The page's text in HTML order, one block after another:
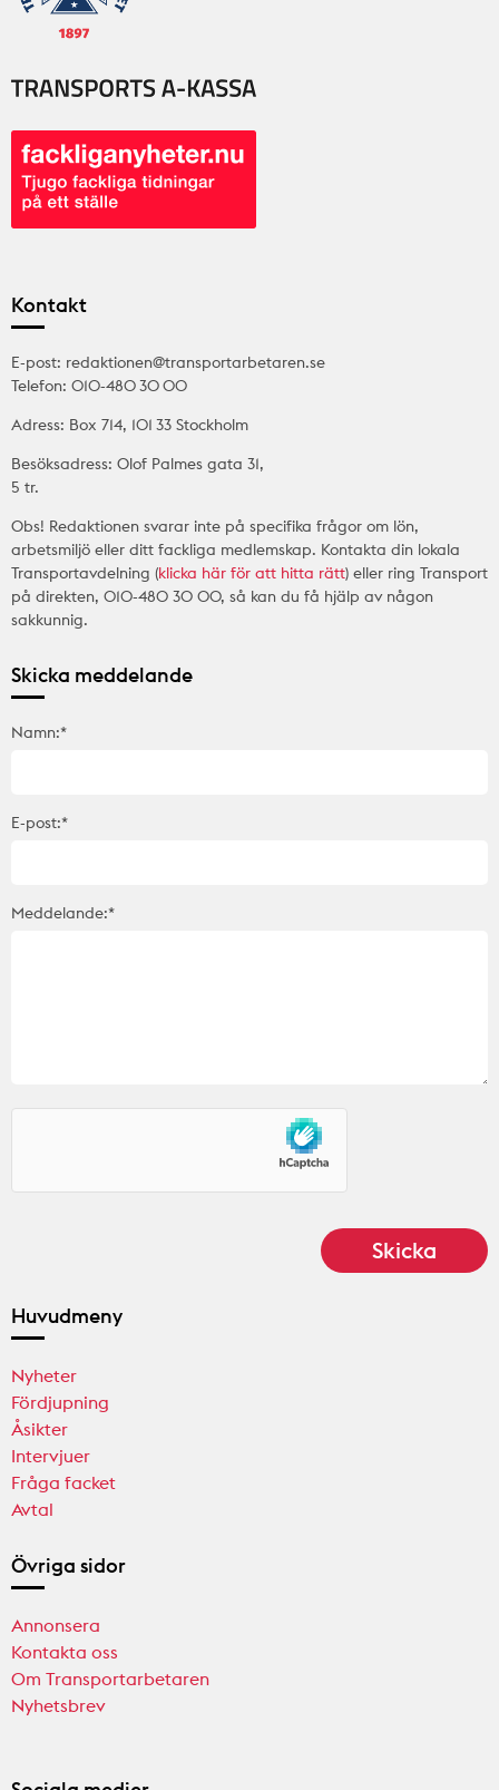
Kontakt
E-post: redaktionen@transportarbetaren.se
Telefon: 010-480 30 00
Adress: Box 714, 101 33 Stockholm
Besöksadress: Olof Palmes gata 31,
5 tr.
Obs! Redaktionen svarar inte på specifika frågor om lön,
arbetsmiljö eller ditt fackliga medlemskap. Kontakta din lokala
Transportavdelning (klicka här för att hitta rätt) eller ring Transport
på direkten, 010-480 30 00, så kan du få hjälp av någon
sakkunnig.
Skicka meddelande
Namn:*
E-post:*
Meddelande:*
Huvudmeny
Nyheter
Fördjupning
Åsikter
Intervjuer
Fråga facket
Avtal
Övriga sidor
Annonsera
Kontakta oss
Om Transportarbetaren
Nyhetsbrev